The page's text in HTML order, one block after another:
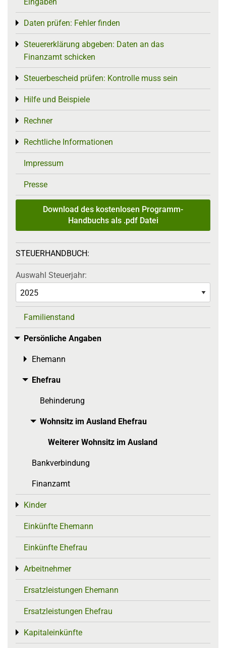
Daten prüfen: Fehler finden
Toggle menu
Steuererklärung abgeben: Daten an das
Finanzamt schicken
Toggle menu
Steuerbescheid prüfen: Kontrolle muss sein
Toggle menu
Hilfe und Beispiele
Toggle menu
Rechner
Toggle menu
Rechtliche Informationen
Toggle menu
Impressum
Presse
Download des kostenlosen Programm-
Handbuchs als .pdf Datei
STEUERHANDBUCH:
Auswahl Steuerjahr:
Familienstand
Persönliche Angaben
Toggle menu
Ehemann
Toggle menu
Ehefrau
Toggle menu
Behinderung
Wohnsitz im Ausland Ehefrau
Toggle menu
Weiterer Wohnsitz im Ausland
Bankverbindung
Finanzamt
Kinder
Toggle menu
Einkünfte Ehemann
Einkünfte Ehefrau
Arbeitnehmer
Toggle menu
Ersatzleistungen Ehemann
Ersatzleistungen Ehefrau
Kapitaleinkünfte
Toggle menu